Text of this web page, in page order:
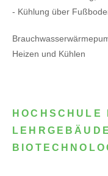
- Kühlung über
Heizen und Kühlen
HOCHSCHULE